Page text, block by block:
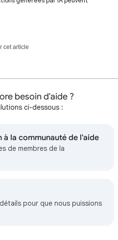
cet article
besoin d'aide ?
ci-dessous :
à la communauté de l'aide
de membres de la
pour que nous puissions